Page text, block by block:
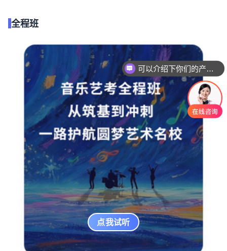
全程班
点我试听
你们是怎么收费的呢